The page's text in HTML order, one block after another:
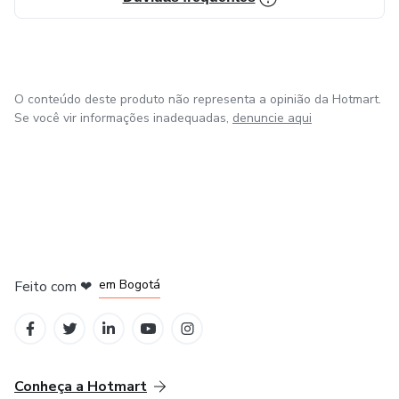
DJs de Ferro é o tipo de livro que todo DJ deveria ler no
-- É o livro que eu gostaria de ter lido quando comecei. --
O conteúdo deste produto não representa a opinião da Hotmart.
Se você vir informações inadequadas, denuncie aqui
Feito com ❤ em Bogotá
Conheça a Hotmart